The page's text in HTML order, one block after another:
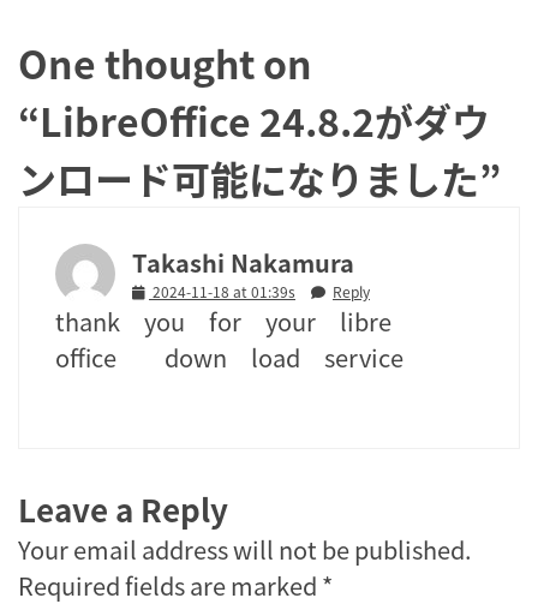
One thought on
“LibreOffice 24.8.2がダウ
ンロード可能になりました”
Takashi Nakamura
2024-11-18 at 01:39s Reply
thank you for your libre
office down load service
Leave a Reply
Your email address will not be published.
Required fields are marked *